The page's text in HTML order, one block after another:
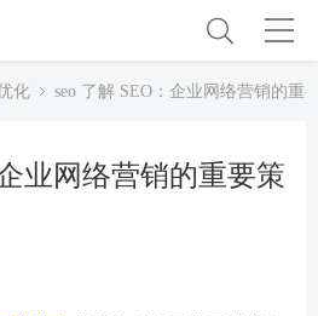
化 seo 了解 SEO：企业网络营销的重
业网络营销的重要策